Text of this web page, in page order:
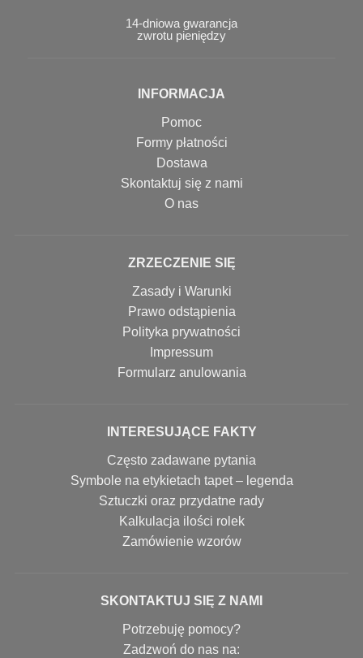
14-dniowa gwarancja
zwrotu pieniędzy
INFORMACJA
Pomoc
Formy płatności
Dostawa
Skontaktuj się z nami
O nas
ZRZECZENIE SIĘ
Zasady i Warunki
Prawo odstąpienia
Polityka prywatności
Impressum
Formularz anulowania
INTERESUJĄCE FAKTY
Często zadawane pytania
Symbole na etykietach tapet – legenda
Sztuczki oraz przydatne rady
Kalkulacja ilości rolek
Zamówienie wzorów
SKONTAKTUJ SIĘ Z NAMI
Potrzebuję pomocy?
Zadzwoń do nas na: